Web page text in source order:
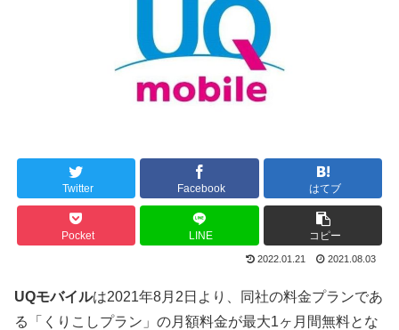
Twitter Facebook はてブ
Pocket LINE コピー
2022.01.21 2021.08.03
UQモバイルは2021年8月2日より、同社の料金プランであ
る「くりこしプラン」の月額料金が最大1ヶ月間無料とな